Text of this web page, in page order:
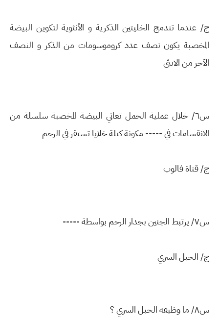
ج/ عندما تندمج الخليتين الذكرية و الأنثوية لتكوين البيضة
المخصبة يكون نصف عدد كروموسومات من الذكر و النصف
الآخر من الانثى
س٦/ خلال عملية الحمل تعاني البيضة المخصبة سلسلة من
الانقسامات في ----- مكونة كتلة خلايا تستقر في الرحم
ج/ قناة فالوب
س٧/ يرتبط الجنين بجدار الرحم بواسطة -----
ج/ الحبل السري
س٨/ ما وظيفة الحبل السري ؟